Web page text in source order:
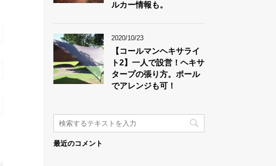
ルカー情報も。
2020/10/23
【コールマンヘキサライ
ト2】一人で設営！ヘキサ
タープの張り方。ポール
でアレンジも可！
最近のコメント